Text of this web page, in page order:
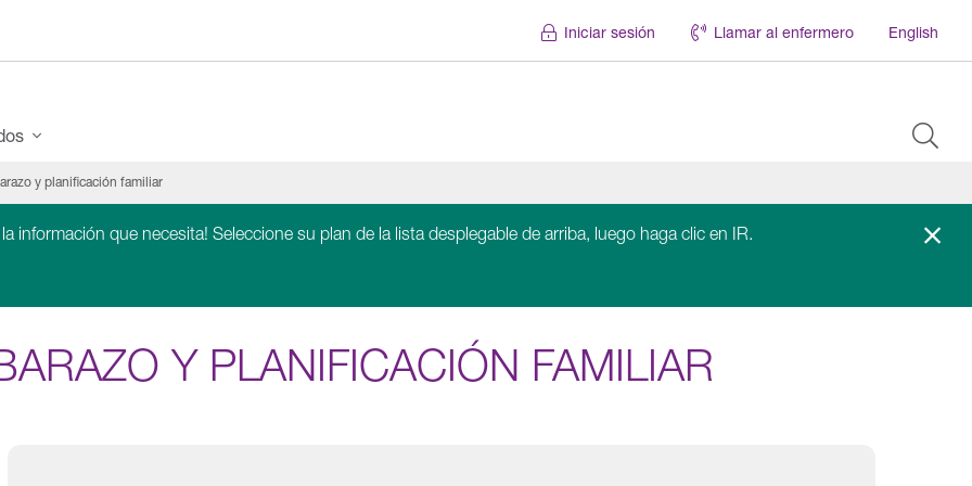
Iniciar sesión Llamar al enfermero English
y planificación familiar
información que necesita! Seleccione su plan de la lista desplegable de arriba, luego haga clic en IR.
Y PLANIFICACIÓN FAMILIAR